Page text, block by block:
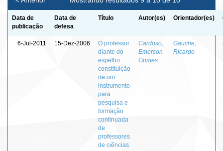
Data de
publicação
Data de
defesa
Título Autor(es) Orientador(es)
6-Jul-2011 15-Dez-2006
O professor
diante do
espelho :
constituição
de um
instrumento
para
pesquisa e
formação
continuada
de
professores
de ciências
Cardoso,
Emerson
Gomes
Gauche,
Ricardo